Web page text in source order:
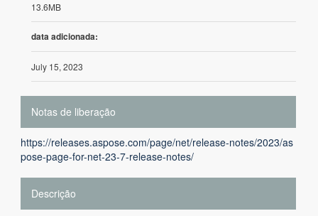
13.6MB
data adicionada:
July 15, 2023
Notas de liberação
https://releases.aspose.com/page/net/release-notes/2023/as
pose-page-for-net-23-7-release-notes/
Descrição